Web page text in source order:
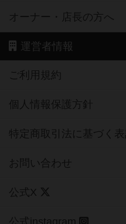
オーナー・店長の方へ
運営者情報
ご利用規約
個人情報保護方針
特定商取引法に基づく表
お問い合わせ
公式X
公式instagram